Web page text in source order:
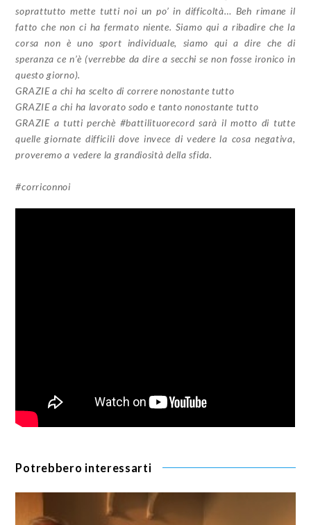
soprattutto mette tutti noi un po’ in difficoltà… Beh rimane il
fatto che non ci ha fermato niente. Siamo qui a ribadire che la
corsa non è uno sport individuale, siamo qui a dire che di
speranza ce n’è (verrebbe da dire a secchi se non fosse ironico in
questo giorno).
GRAZIE a chi ha scelto di correre nonostante tutto
GRAZIE a chi ha lavorato sodo e tanto nonostante tutto
GRAZIE a tutti perchè ‪#‎battilituorecord‬‬ sarà il motto di tutte
quelle giornate difficili dove invece di vedere la cosa negativa,
proveremo a vedere la grandiosità della sfida.
‪#‎corriconnoi‬‬
Potrebbero interessarti